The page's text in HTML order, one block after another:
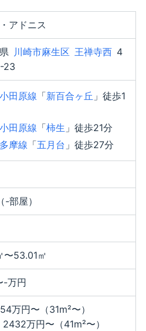
アドニス
川崎市麻生区 王禅寺西 4
23
田原線 「新百合ヶ丘 」徒歩1
田原線 「柿生 」徒歩21分
摩線 「五月台 」徒歩27分
-部屋）
〜53.01㎡
-万円
万円〜（31m²〜）
2432万円〜（41m²〜）